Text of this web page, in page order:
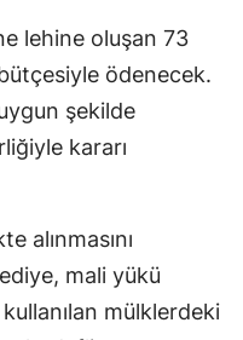
lehine oluşan 73
ödenecek.
şekilde
kararı
alınmasını
mali yükü
mülklerdeki